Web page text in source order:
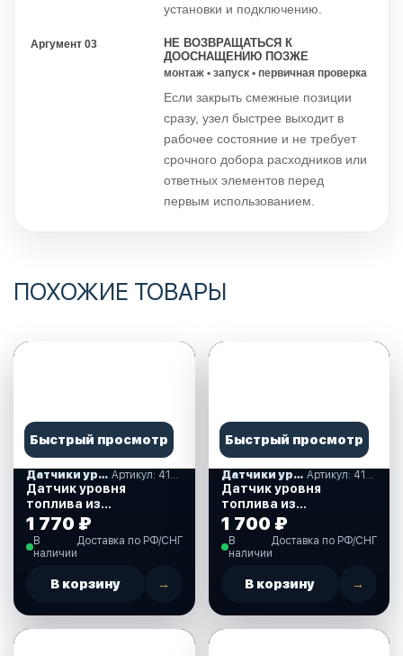
установки и подключению.
Аргумент 03
НЕ ВОЗВРАЩАТЬСЯ К
ДООСНАЩЕНИЮ ПОЗЖЕ
монтаж • запуск • первичная проверка
Если закрыть смежные позиции
сразу, узел быстрее выходит в
рабочее состояние и не требует
срочного добора расходников или
ответных элементов перед
первым использованием.
ПОХОЖИЕ ТОВАРЫ
Быстрый просмотр
Датчики уровня жидкости
Датчик уровня
топлива из
нержавеющей стали,
270 мм. (410111)
1 770 ₽
В
наличии
Доставка по РФ/СНГ
В корзину →
Быстрый просмотр
Датчики уровня жидкости
Датчик уровня
топлива из
нержавеющей стали,
220 мм., 0-190 Ом.
(410060)
1 700 ₽
В
наличии
Доставка по РФ/СНГ
В корзину →